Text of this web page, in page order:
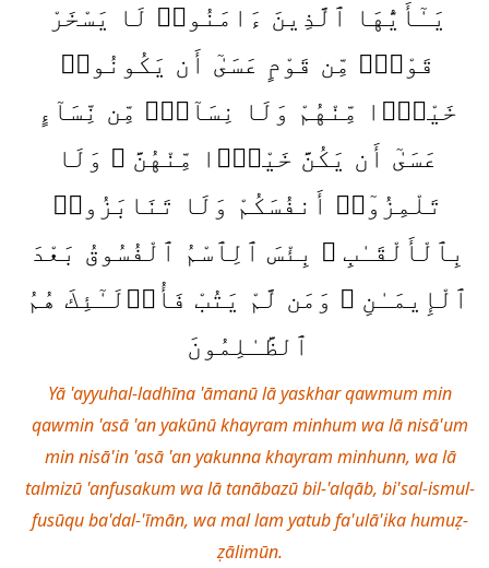
يَـٰٓأَيُّهَا ٱلَّذِينَ ءَامَنُوا۟ لَا يَسْخَرْ
قَوْمٌۭ مِّن قَوْمٍ عَسَىٰٓ أَن يَكُونُوا۟
خَيْرًۭا مِّنْهُمْ وَلَا نِسَآءٌۭ مِّن نِّسَآءٍ
عَسَىٰٓ أَن يَكُنَّ خَيْرًۭا مِّنْهُنَّ ۖ وَلَا
تَلْمِزُوٓا۟ أَنفُسَكُمْ وَلَا تَنَابَزُوا۟
بِٱلْأَلْقَـٰبِ ۖ بِئْسَ ٱلِٱسْمُ ٱلْفُسُوقُ بَعْدَ
ٱلْإِيمَـٰنِ ۚ وَمَن لَّمْ يَتُبْ فَأُو۟لَـٰٓئِكَ هُمُ
ٱلظَّـٰلِمُونَ
Yā 'ayyuhal-ladhīna 'āmanū lā yaskhar qawmum min
qawmin 'asā 'an yakūnū khayram minhum wa lā nisā'um
min nisā'in 'asā 'an yakunna khayram minhunn, wa lā
talmizū 'anfusakum wa lā tanābazū bil-'alqāb, bi'sal-ismul-
fusūqu ba'dal-'īmān, wa mal lam yatub fa'ulā'ika humuẓ-
ẓālimūn.